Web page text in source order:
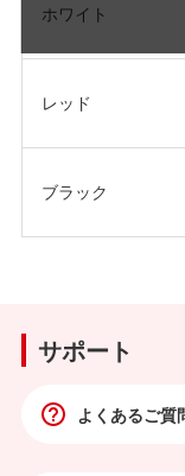
ホワイト
レッド
ブラック
サポート
よくあるご質